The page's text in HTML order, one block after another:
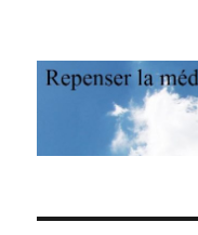
Repenser